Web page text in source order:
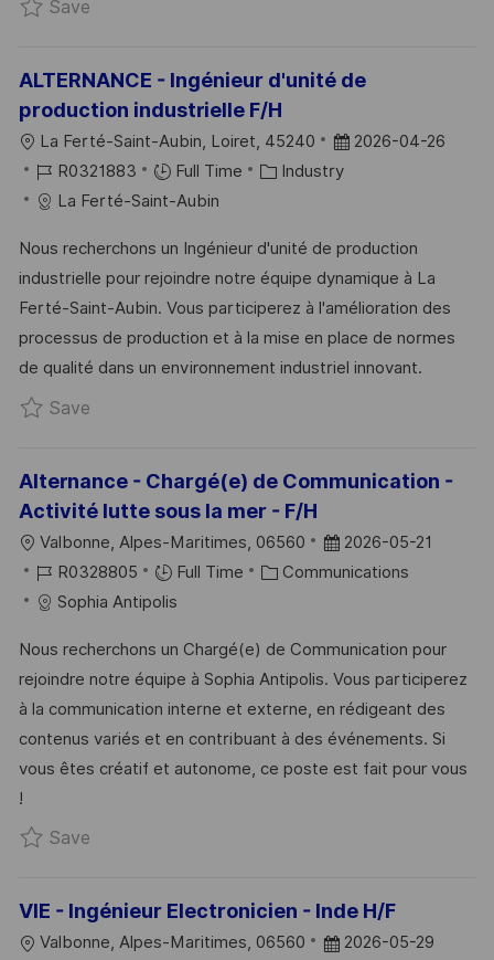
SaveSave STAGE - Project Support for Contract
ALTERNANCE - Ingénieur d'unité de
production industrielle F/H
L
O
C
T
I
O
N
La Ferté-Saint-Aubin, Loiret, 45240
P
O
E
D
D
A
T
2026-04-26
J
O
I
D
R0321883 Full Time
C
E
G
O
R
Y
Industry
La Ferté-Saint-Aubin
Nous recherchons un Ingénieur d'unité de production
industrielle pour rejoindre notre équipe dynamique à La
Ferté-Saint-Aubin. Vous participerez à l'amélioration des
processus de production et à la mise en place de normes
de qualité dans un environnement industriel innovant.
SaveSave ALTERNANCE - Ingénieur d'unité de
Alternance - Chargé(e) de Communication -
Activité lutte sous la mer - F/H
L
O
C
T
I
O
N
Valbonne, Alpes-Maritimes, 06560
P
O
E
D
D
A
T
2026-05-21
J
O
I
D
R0328805 Full Time
C
E
G
O
R
Y
Communications
Sophia Antipolis
Nous recherchons un Chargé(e) de Communication pour
rejoindre notre équipe à Sophia Antipolis. Vous participerez
à la communication interne et externe, en rédigeant des
contenus variés et en contribuant à des événements. Si
vous êtes créatif et autonome, ce poste est fait pour vous
!
SaveSave Alternance - Chargé(e) de
VIE - Ingénieur Electronicien - Inde H/F
L
Valbonne, Alpes-Maritimes, 06560
P 2026-05-29